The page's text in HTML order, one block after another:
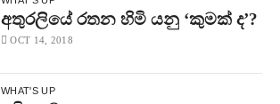
අතුරලියේ රතන හිමි යනු ‘කුමක් ද’?
OCT 14, 2018
WHAT'S UP